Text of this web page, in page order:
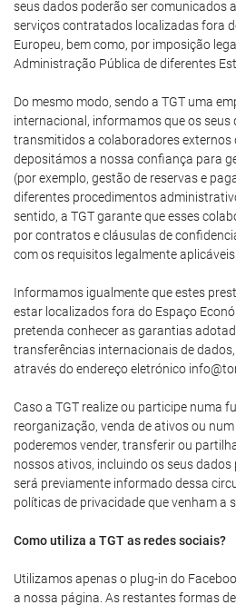
seus dados poderão ser comunicados
serviços contratados localizadas fora
Europeu, bem como, por imposição
Administração Pública de diferentes
Do mesmo modo, sendo a TGT uma
internacional, informamos que os seus
transmitidos a colaboradores externos
depositámos a nossa confiança para
(por exemplo, gestão de reservas e
diferentes procedimentos
sentido, a TGT garante que esses
por contratos e cláusulas de
com os requisitos legalmente aplicáveis.
Informamos igualmente que estes
estar localizados fora do Espaço
pretenda conhecer as garantias
transferências internacionais de
através do endereço eletrónico
Caso a TGT realize ou participe numa
reorganização, venda de ativos ou
poderemos vender, transferir ou
nossos ativos, incluindo os seus dados
será previamente informado dessa
políticas de privacidade que venham a
Como utiliza a TGT as redes sociais?
Utilizamos apenas o plug-in do
a nossa página. As restantes formas